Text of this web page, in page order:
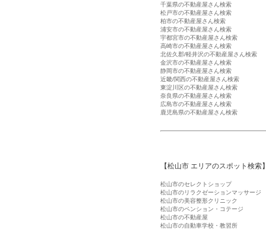
千葉県の不動産屋さん検索
松戸市の不動産屋さん検索
柏市の不動産屋さん検索
浦安市の不動産屋さん検索
宇都宮市の不動産屋さん検索
高崎市の不動産屋さん検索
北佐久郡/軽井沢の不動産屋さん検索
金沢市の不動産屋さん検索
静岡市の不動産屋さん検索
近畿/関西の不動産屋さん検索
東淀川区の不動産屋さん検索
奈良県の不動産屋さん検索
広島市の不動産屋さん検索
鹿児島県の不動産屋さん検索
【松山市 エリアのスポット検索
松山市のセレクトショップ
松山市のリラクゼーションマッサージ
松山市の美容整形クリニック
松山市のペンション・コテージ
松山市の不動産屋
松山市の自動車学校・教習所